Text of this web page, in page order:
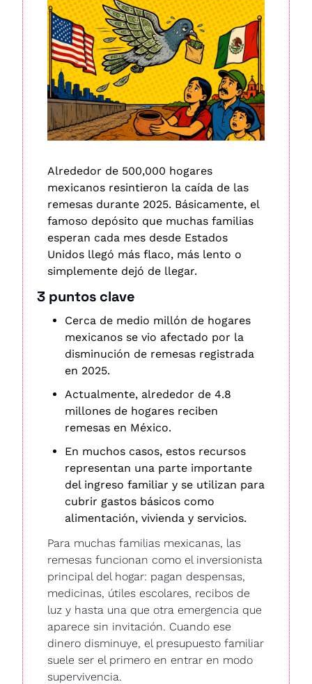
Alrededor de 500,000 hogares
mexicanos resintieron la caída de las
remesas durante 2025. Básicamente, el
famoso depósito que muchas familias
esperan cada mes desde Estados
Unidos llegó más flaco, más lento o
simplemente dejó de llegar.
3 puntos clave
Cerca de medio millón de hogares
mexicanos se vio afectado por la
disminución de remesas registrada
en 2025.
Actualmente, alrededor de 4.8
millones de hogares reciben
remesas en México.
En muchos casos, estos recursos
representan una parte importante
del ingreso familiar y se utilizan para
cubrir gastos básicos como
alimentación, vivienda y servicios.
Para muchas familias mexicanas, las
remesas funcionan como el inversionista
principal del hogar: pagan despensas,
medicinas, útiles escolares, recibos de
luz y hasta una que otra emergencia que
aparece sin invitación. Cuando ese
dinero disminuye, el presupuesto familiar
suele ser el primero en entrar en modo
supervivencia.